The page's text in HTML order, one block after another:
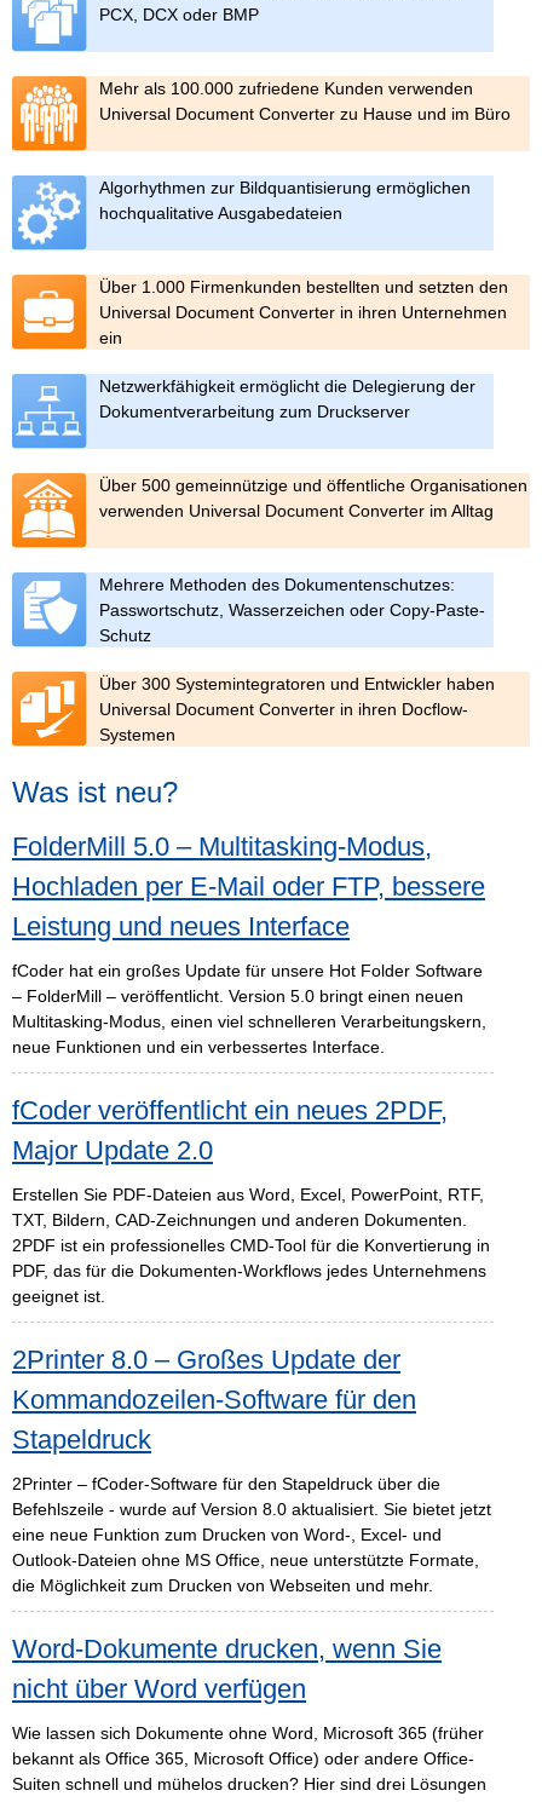
PCX, DCX oder BMP
Mehr als 100.000 zufriedene Kunden verwenden
Universal Document Converter zu Hause und im Büro
Algorhythmen zur Bildquantisierung ermöglichen
hochqualitative Ausgabedateien
Über 1.000 Firmenkunden bestellten und setzten den
Universal Document Converter in ihren Unternehmen
ein
Netzwerkfähigkeit ermöglicht die Delegierung der
Dokumentverarbeitung zum Druckserver
Über 500 gemeinnützige und öffentliche Organisationen
verwenden Universal Document Converter im Alltag
Mehrere Methoden des Dokumentenschutzes:
Passwortschutz, Wasserzeichen oder Copy-Paste-
Schutz
Über 300 Systemintegratoren und Entwickler haben
Universal Document Converter in ihren Docflow-
Systemen
Was ist neu?
FolderMill 5.0 – Multitasking-Modus,
Hochladen per E-Mail oder FTP, bessere
Leistung und neues Interface
fCoder hat ein großes Update für unsere Hot Folder Software
– FolderMill – veröffentlicht. Version 5.0 bringt einen neuen
Multitasking-Modus, einen viel schnelleren Verarbeitungskern,
neue Funktionen und ein verbessertes Interface.
fCoder veröffentlicht ein neues 2PDF,
Major Update 2.0
Erstellen Sie PDF-Dateien aus Word, Excel, PowerPoint, RTF,
TXT, Bildern, CAD-Zeichnungen und anderen Dokumenten.
2PDF ist ein professionelles CMD-Tool für die Konvertierung in
PDF, das für die Dokumenten-Workflows jedes Unternehmens
geeignet ist.
2Printer 8.0 – Großes Update der
Kommandozeilen-Software für den
Stapeldruck
2Printer – fCoder-Software für den Stapeldruck über die
Befehlszeile - wurde auf Version 8.0 aktualisiert. Sie bietet jetzt
eine neue Funktion zum Drucken von Word-, Excel- und
Outlook-Dateien ohne MS Office, neue unterstützte Formate,
die Möglichkeit zum Drucken von Webseiten und mehr.
Word-Dokumente drucken, wenn Sie
nicht über Word verfügen
Wie lassen sich Dokumente ohne Word, Microsoft 365 (früher
bekannt als Office 365, Microsoft Office) oder andere Office-
Suiten schnell und mühelos drucken? Hier sind drei Lösungen